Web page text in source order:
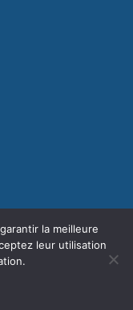
la meilleure
leur utilisation